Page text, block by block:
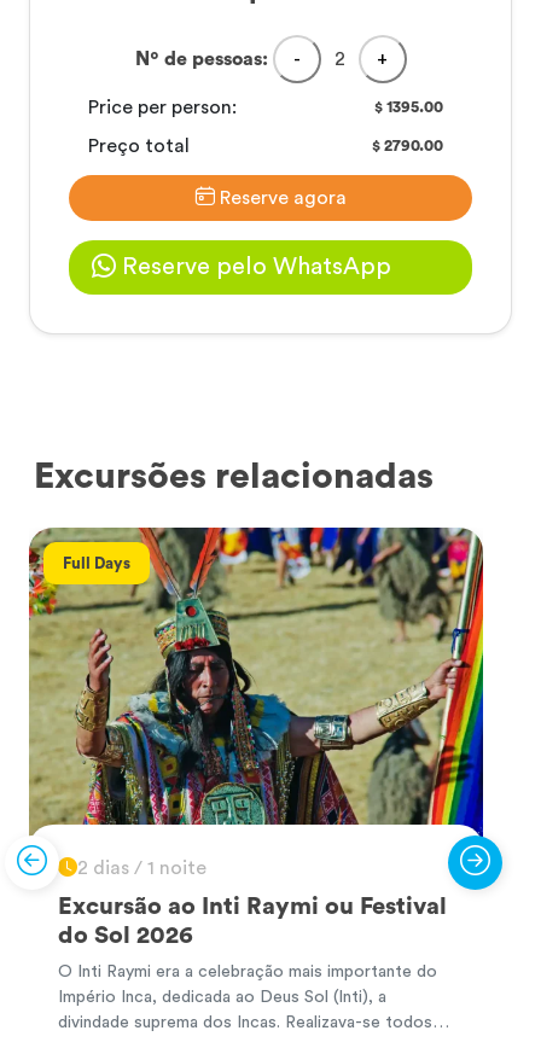
Nº de pessoas: - 2 +
Price per person: $1395.00
Preço total $2790.00
Reserve agora
Reserve pelo WhatsApp
Excursões relacionadas
Full Days
2 dias / 1 noite
Excursão ao Inti Raymi ou Festival
do Sol 2026
O Inti Raymi era a celebração mais importante do
Império Inca, dedicada ao Deus Sol (Inti), a
divindade suprema dos Incas. Realizava-se todos